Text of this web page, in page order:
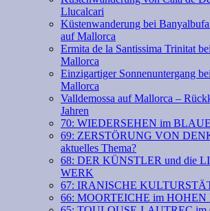
Llucalcari
Küstenwanderung bei
auf Mallorca
Ermita de la Santissima Trinitat
Mallorca
Einzigartiger Sonnenuntergang
Mallorca
Valldemossa auf Mallorca –
Jahren
70: WIEDERSEHEN im
69: ZERSTÖRUNG VON
aktuelles Thema?
68: DER KÜNSTLER und die
WERK
67: IRANISCHE
66: MOORTEICHE im HOHEN